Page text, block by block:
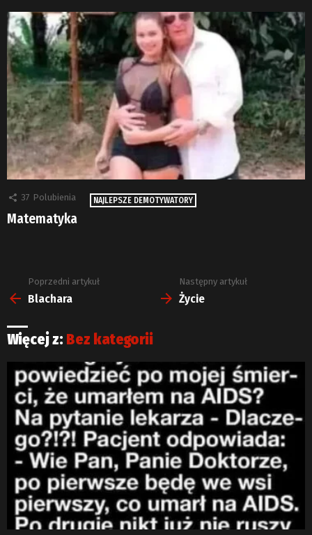
37 Polubienia NAJLEPSZE DEMOTYWATORY
Matematyka
Zobacz
więcej
Poprzedni artykuł
Blachara
Następny artykuł
Życie
Więcej z: Bez kategorii